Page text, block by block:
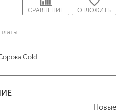
ОТЛОЖИТЬ
СРАВНЕНИЕ
Gold
Новые